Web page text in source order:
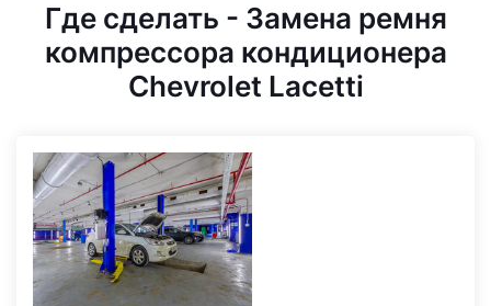
Где сделать - Замена ремня
компрессора кондиционера
Chevrolet Lacetti